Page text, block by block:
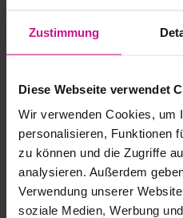
Zustimmung
Diese Webseite verwendet
Wir verwenden Cookies, um
personalisieren, Funktionen
zu können und die Zugriffe
analysieren. Außerdem
Verwendung unserer
soziale Medien, Werbung